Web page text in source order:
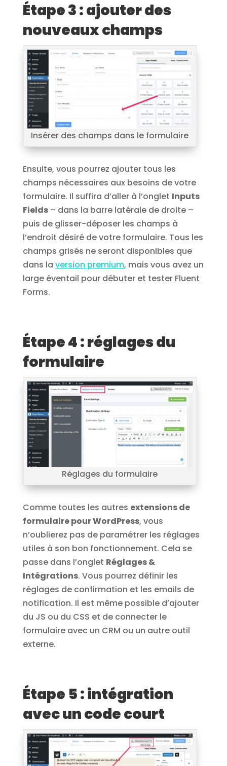
Étape 3 : ajouter des
nouveaux champs
Insérer des champs dans le formulaire
Ensuite, vous pourrez ajouter tous les
champs nécessaires aux besoins de votre
formulaire. Il suffira d’aller à l’onglet Inputs
Fields– dans la barre latérale de droite –
puis de glisser-déposer les champs à
l’endroit désiré de votre formulaire. Tous les
champs grisés ne seront disponibles que
dans la version premium, mais vous avez un
large éventail pour débuter et tester Fluent
Forms.
Étape 4 : réglages du
formulaire
Réglages du formulaire
Comme toutes les autres extensions de
formulaire pour WordPress, vous
n’oublierez pas de paramétrer les réglages
utiles à son bon fonctionnement. Cela se
passe dans l’onglet Réglages &
Intégrations. Vous pourrez définir les
réglages de confirmation et les emails de
notification. Il est même possible d’ajouter
du JS ou du CSS et de connecter le
formulaire avec un CRM ou un autre outil
externe.
Étape 5 : intégration
avec un code court